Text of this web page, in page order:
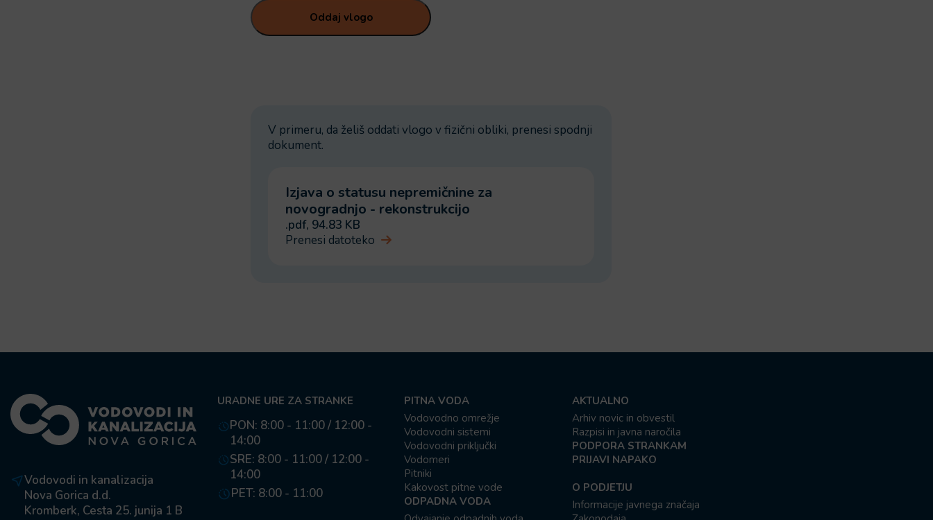
V primeru, da želiš oddati vlogo v fizični obliki, prenesi spodnji
dokument.
Izjava o statusu nepremičnine za
novogradnjo - rekonstrukcijo
.pdf, 94.83 KB
Prenesi datoteko
Vodovodi in kanalizacija
Nova Gorica d.d.
Kromberk, Cesta 25. junija 1 B
URADNE URE ZA STRANKE
PON: 8:00 - 11:00 / 12:00 -
14:00
SRE: 8:00 - 11:00 / 12:00 -
14:00
PET: 8:00 - 11:00
PITNA VODA
Vodovodno omrežje
Vodovodni sistemi
Vodovodni priključki
Vodomeri
Pitniki
Kakovost pitne vode
ODPADNA VODA
AKTUALNO
Arhiv novic in obvestil
Razpisi in javna naročila
PODPORA STRANKAM
PRIJAVI NAPAKO
O PODJETJU
Informacije javnega značaja